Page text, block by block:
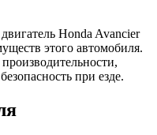
Honda Avancier
этого автомобиля.
при езде.